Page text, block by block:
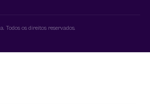
os direitos reservados.